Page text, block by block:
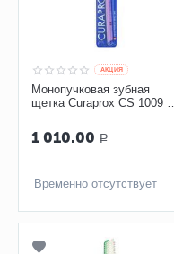
AКЦИЯ
Монопучковая зубная
щетка Curaprox CS 1009 с
1 010.00 Р
Временно отсутствует